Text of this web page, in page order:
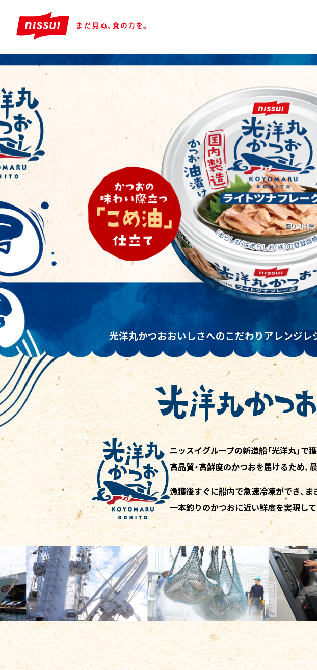
光洋丸かつおおいしさへのこだわりアレンジレ
ニッスイグループの新造船「光洋丸」で
高品質・高鮮度のかつおを届けるため、
漁獲後すぐに船内で急速冷凍ができ、ま
一本釣りのかつおに近い鮮度を実現し